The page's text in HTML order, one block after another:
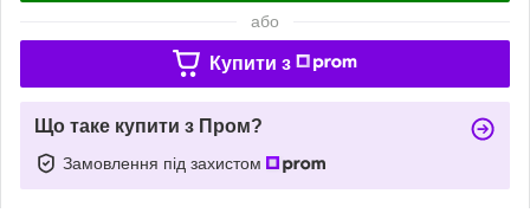
або
Купити з
Що таке купити з Пром?
Замовлення під захистом